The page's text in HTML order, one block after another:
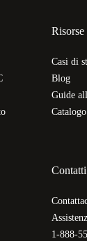
Risorse
Casi di
Blog
Guide
Catalogo
Contatti
1-888-